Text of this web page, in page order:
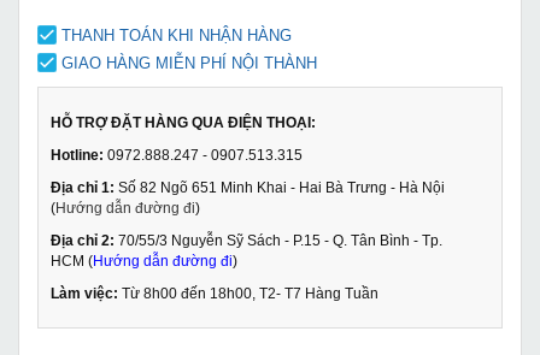
THANH TOÁN KHI NHẬN HÀNG
GIAO HÀNG MIỄN PHÍ NỘI THÀNH
HỖ TRỢ ĐẶT HÀNG QUA ĐIỆN THOẠI:
Hotline: 0972.888.247 - 0907.513.315
Địa chỉ 1: Số 82 Ngõ 651 Minh Khai - Hai Bà Trưng - Hà Nội
(Hướng dẫn đường đi)
Địa chỉ 2: 70/55/3 Nguyễn Sỹ Sách - P.15 - Q. Tân Bình - Tp.
HCM (Hướng dẫn đường đi)
Làm việc: Từ 8h00 đến 18h00, T2- T7 Hàng Tuần